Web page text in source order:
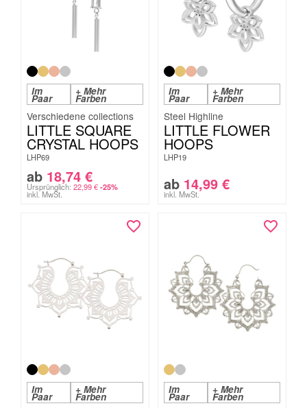
Im
Paar
+ Mehr
Farben
LITTLE SQUARE
CRYSTAL HOOPS
LHP69
ab 18,74 €
Ursprünglich: 22,99€ -25%
inkl. MwSt.
Im
Paar
+ Mehr
Farben
Steel Highline
LITTLE FLOWER
HOOPS
LHP19
ab 14,99 €
inkl. MwSt.
Im
Paar
+ Mehr
Farben
Im
Paar
+ Mehr
Farben